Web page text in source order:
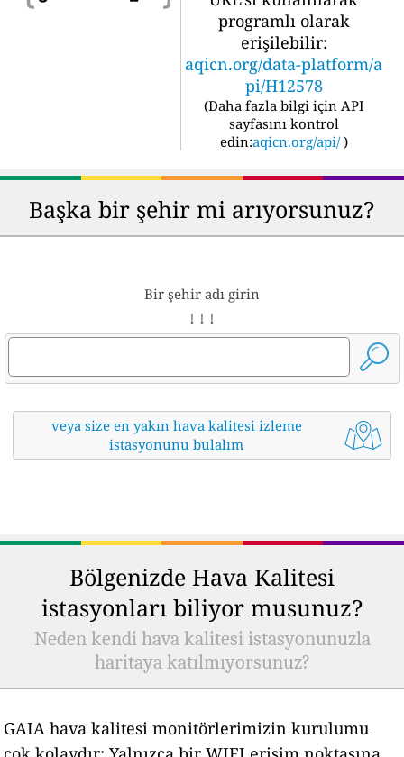
programlı olarak
erişilebilir:
aqicn.org/data-platform/a
pi/H12578
(Daha fazla bilgi için API
sayfasını kontrol
edin:aqicn.org/api/ )
Başka bir şehir mi arıyorsunuz?
Bir şehir adı girin
↓ ↓ ↓
veya size en yakın hava kalitesi izleme
istasyonunu bulalım
Bölgenizde Hava Kalitesi
istasyonları biliyor musunuz?
Neden kendi hava kalitesi istasyonunuzla
haritaya katılmıyorsunuz?
GAIA hava kalitesi monitörlerimizin kurulumu